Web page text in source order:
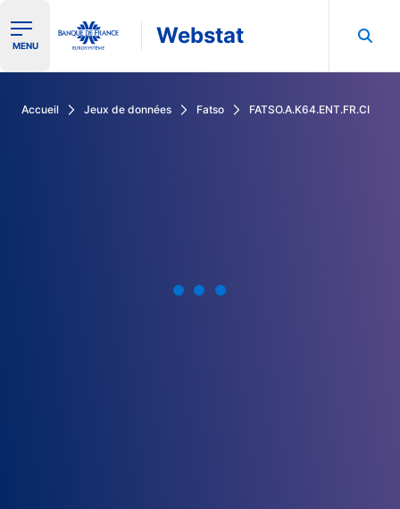
Ouvrir le menu de navigation
MENU Webstat
Accueil Jeux de données Fatso FATSO.A.K64.ENT.FR.CI